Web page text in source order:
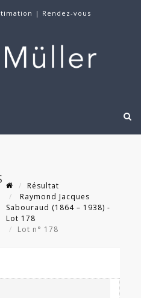
| Rendez-vous
Résultat
Raymond Jacques
Sabouraud (1864 – 1938) -
Lot 178
Lot n° 178